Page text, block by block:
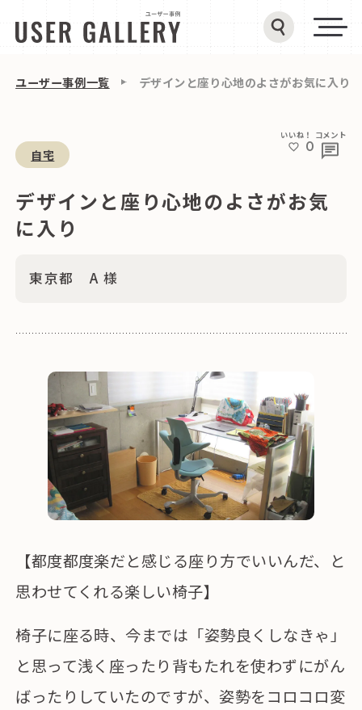
ユーザー事例一覧 デザインと座り心地のよさがお気に入り
自宅
いいね！
0
コメント
デザインと座り心地のよさがお気
に入り
東京都 A 様
【都度都度楽だと感じる座り方でいいんだ、と
思わせてくれる楽しい椅子】
椅子に座る時、今までは「姿勢良くしなきゃ」
と思って浅く座ったり背もたれを使わずにがん
ばったりしていたのですが、姿勢をコロコロ変